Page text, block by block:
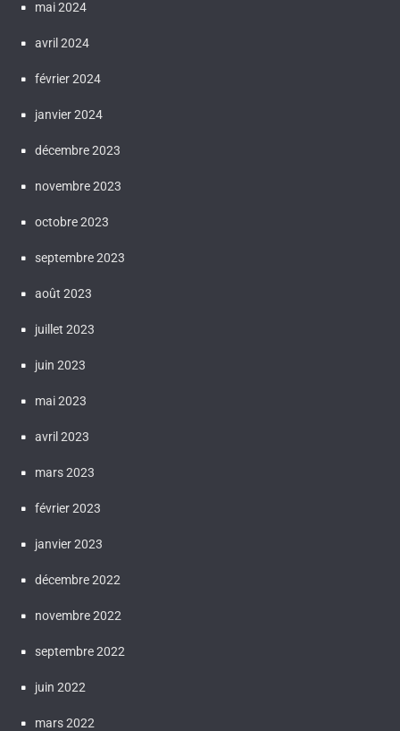
mai 2024
avril 2024
février 2024
janvier 2024
décembre 2023
novembre 2023
octobre 2023
septembre 2023
août 2023
juillet 2023
juin 2023
mai 2023
avril 2023
mars 2023
février 2023
janvier 2023
décembre 2022
novembre 2022
septembre 2022
juin 2022
mars 2022